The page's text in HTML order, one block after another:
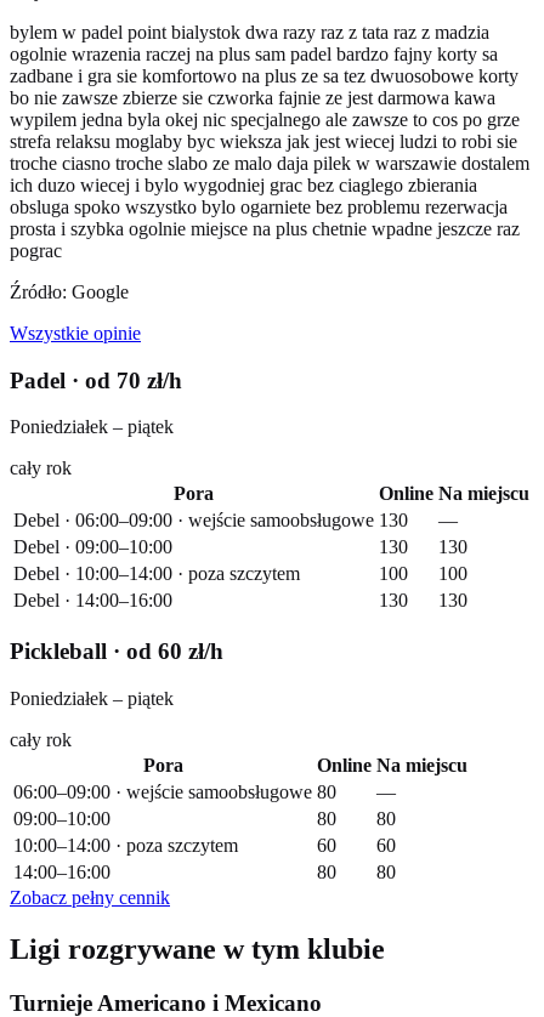
bylem w padel point bialystok dwa razy raz z tata raz z madzia
ogolnie wrazenia raczej na plus sam padel bardzo fajny korty sa
zadbane i gra sie komfortowo na plus ze sa tez dwuosobowe korty
bo nie zawsze zbierze sie czworka fajnie ze jest darmowa kawa
wypilem jedna byla okej nic specjalnego ale zawsze to cos po grze
strefa relaksu moglaby byc wieksza jak jest wiecej ludzi to robi sie
troche ciasno troche slabo ze malo daja pilek w warszawie dostalem
ich duzo wiecej i bylo wygodniej grac bez ciaglego zbierania
obsluga spoko wszystko bylo ogarniete bez problemu rezerwacja
prosta i szybka ogolnie miejsce na plus chetnie wpadne jeszcze raz
pograc
Źródło: Google
Wszystkie opinie
Padel · od 70 zł/h
Poniedziałek – piątek
cały rok
Pora
Online Na miejscu
Debel · 06:00–09:00 · wejście samoobsługowe 130
—
Debel · 09:00–10:00
130
130
Debel · 10:00–14:00 · poza szczytem
100
100
Debel · 14:00–16:00
130 130
Pickleball · od 60 zł/h
Poniedziałek – piątek
cały rok
Pora
Online Na miejscu
06:00–09:00 · wejście samoobsługowe 80
—
09:00–10:00
80
80
10:00–14:00 · poza szczytem
60
60
14:00–16:00
80
80
Zobacz pełny cennik
Ligi rozgrywane w tym klubie
Turnieje Americano i Mexicano